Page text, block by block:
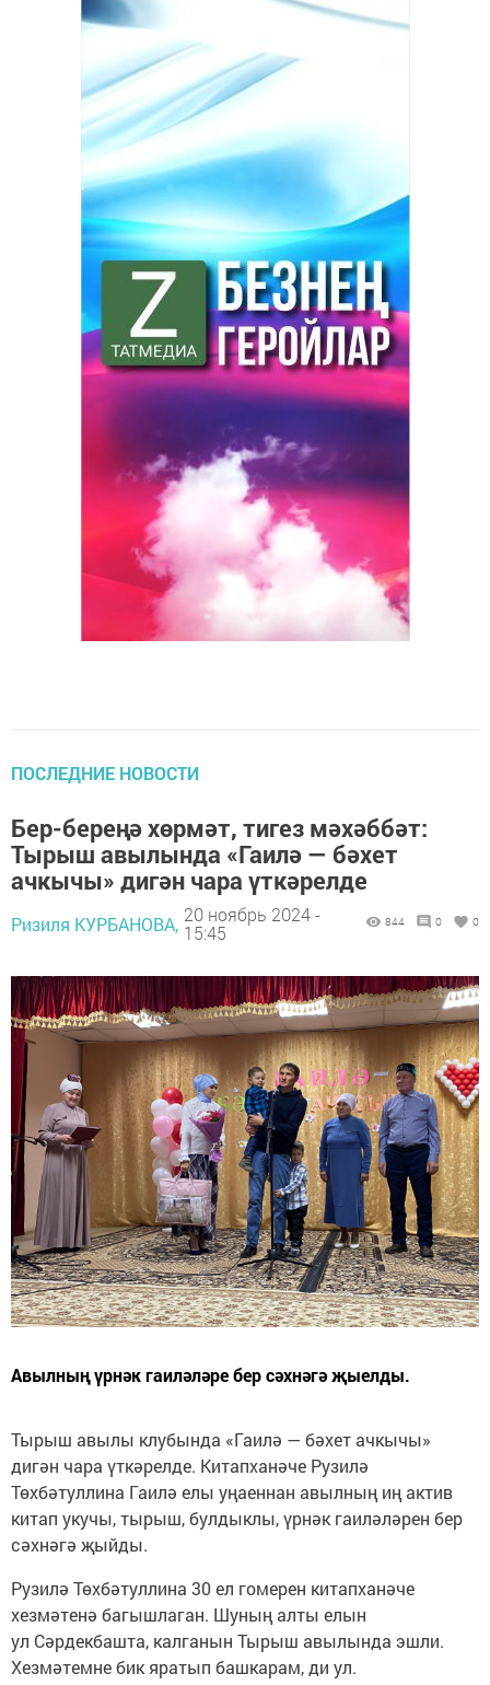
ПОСЛЕДНИЕ НОВОСТИ
Бер-береңә хөрмәт, тигез мәхәббәт:
Тырыш авылында «Гаилә — бәхет
ачкычы» дигән чара үткәрелде
Ризиля КУРБАНОВА, 20 ноябрь 2024 -
15:45
844 0 0
Авылның үрнәк гаиләләре бер сәхнәгә җыелды.
Тырыш авылы клубында «Гаилә — бәхет ачкычы»
дигән чара үткәрелде. Китапханәче Рузилә
Төхбәтуллина Гаилә елы уңаеннан авылның иң актив
китап укучы, тырыш, булдыклы, үрнәк гаиләләрен бер
сәхнәгә җыйды.
Рузилә Төхбәтуллина 30 ел гомерен китапханәче
хезмәтенә багышлаган. Шуның алты елын
ул Сәрдекбашта, калганын Тырыш авылында эшли.
Хезмәтемне бик яратып башкарам, ди ул.